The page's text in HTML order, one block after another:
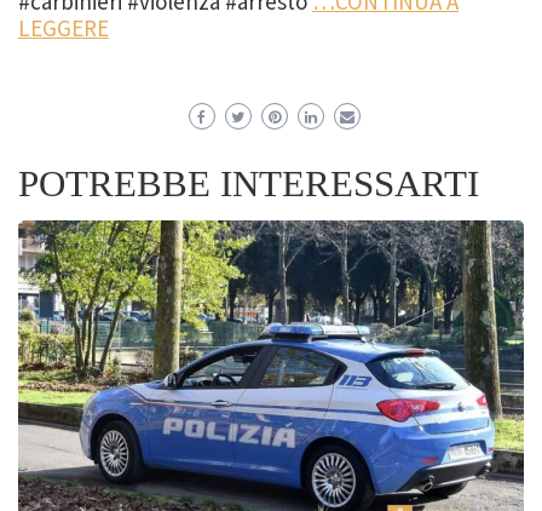
LEGGERE
POTREBBE INTERESSARTI